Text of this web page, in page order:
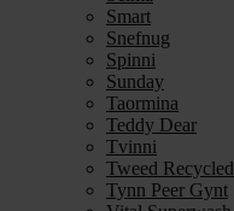
Smart
Snefnug
Spinni
Sunday
Taormina
Teddy Dear
Tvinni
Tweed Recycled
Tynn Peer Gynt